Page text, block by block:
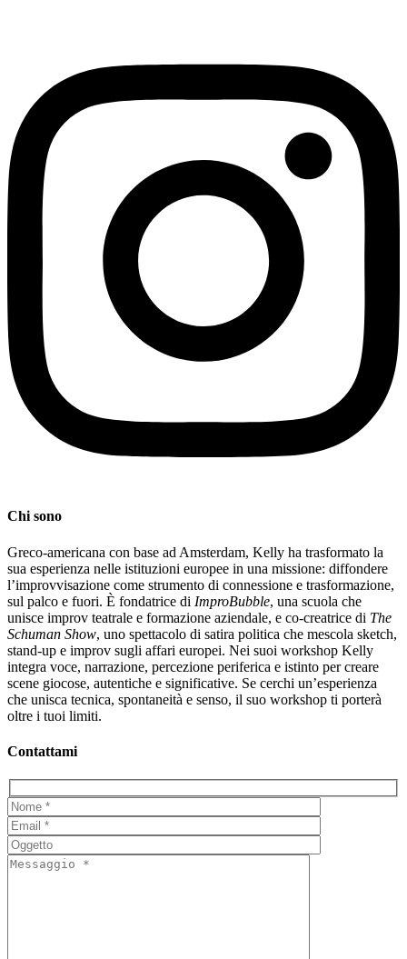
Chi sono
Greco-americana con base ad Amsterdam, Kelly ha trasformato la
sua esperienza nelle istituzioni europee in una missione: diffondere
l’improvvisazione come strumento di connessione e trasformazione,
sul palco e fuori. È fondatrice di ImproBubble, una scuola che
unisce improv teatrale e formazione aziendale, e co-creatrice di The
Schuman Show, uno spettacolo di satira politica che mescola sketch,
stand-up e improv sugli affari europei. Nei suoi workshop Kelly
integra voce, narrazione, percezione periferica e istinto per creare
scene giocose, autentiche e significative. Se cerchi un’esperienza
che unisca tecnica, spontaneità e senso, il suo workshop ti porterà
oltre i tuoi limiti.
Contattami